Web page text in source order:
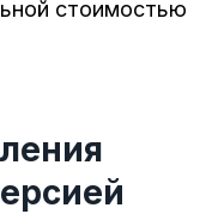
стоимостью